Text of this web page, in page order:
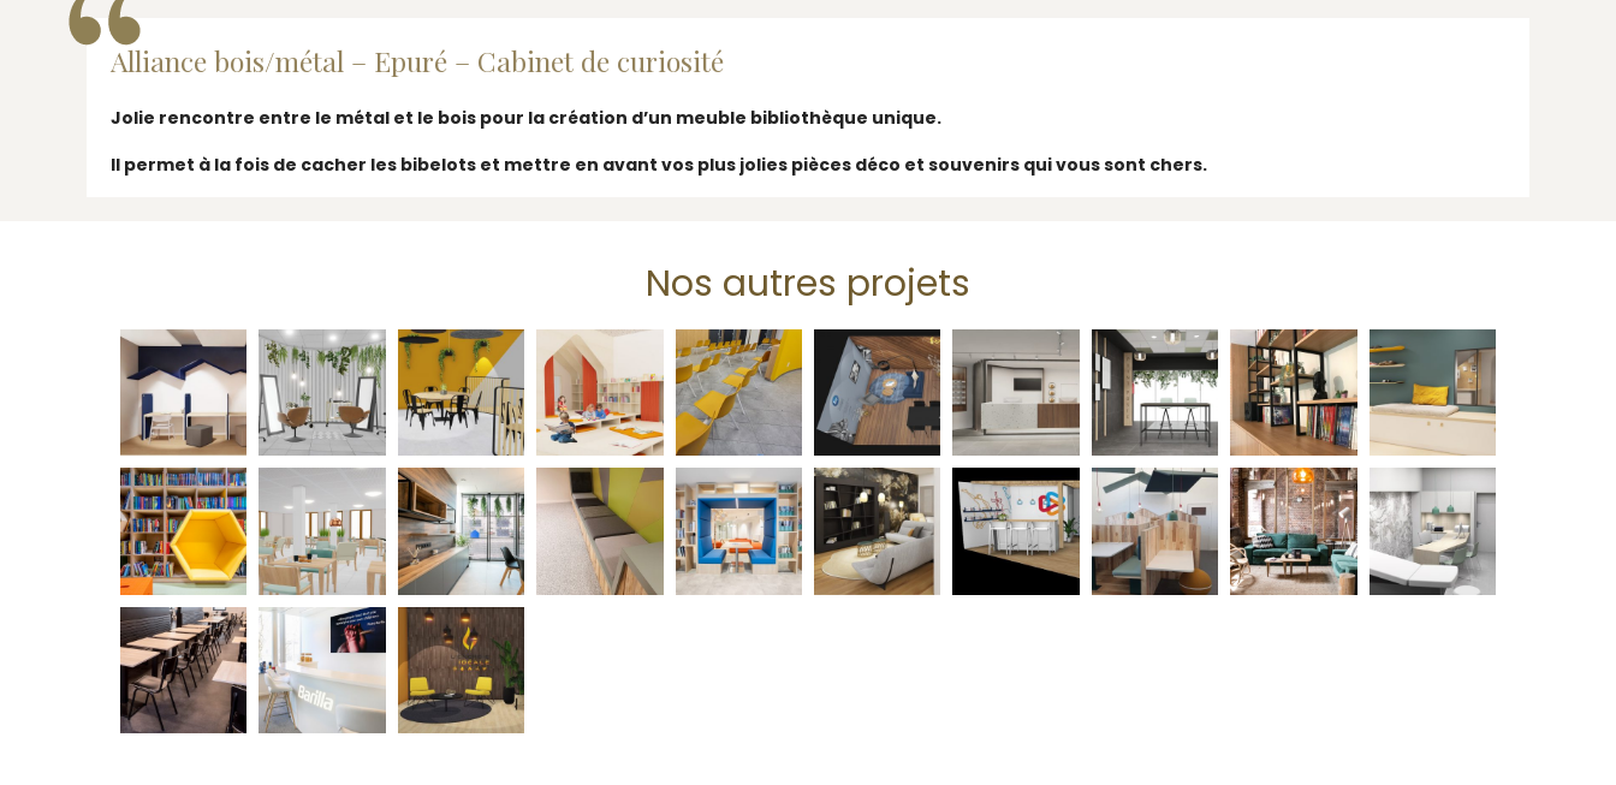
Alliance bois/métal – Epuré – Cabinet de curiosité
Jolie rencontre entre le métal et le bois pour la création d’un meuble bibliothèque unique.
Il permet à la fois de cacher les bibelots et mettre en avant vos plus jolies pièces déco et souvenirs qui vous sont chers.
Nos autres projets